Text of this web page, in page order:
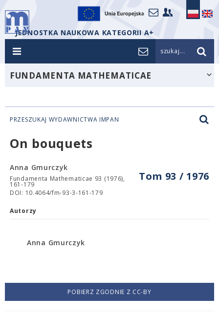
JEDNOSTKA NAUKOWA KATEGORII A+
szukaj...
FUNDAMENTA MATHEMATICAE
PRZESZUKAJ WYDAWNICTWA IMPAN
On bouquets
Tom 93 / 1976
Anna Gmurczyk
Fundamenta Mathematicae 93 (1976),
161-179
DOI: 10.4064/fm-93-3-161-179
Autorzy
Anna Gmurczyk
POBIERZ ZGODNIE Z CC-BY